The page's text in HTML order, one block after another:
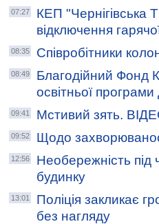
07:27
КЕП
відключення
08:35 Співробітники
08:49
Благодійний Фонд
освітньої програми
09:41 Мстивий зять.
09:52 Щодо
12:56
Необережність під
будинку
13:01
Поліція закликає
без нагляду